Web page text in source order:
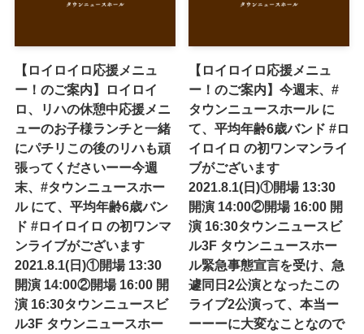
【ロイロイロ応援メニュ
ー！のご案内】ロイロイ
ロ、リハの休憩中応援メニ
ューのお子様ランチと一緒
にパチリこの後のリハも頑
張ってくださいーー今週
末、#タウンニュースホー
ル にて、平均年齢6歳バン
ド #ロイロイロ の初ワンマ
ンライブがございます
2021.8.1(日)①開場 13:30
開演 14:00②開場 16:00 開
演 16:30タウンニュースビ
ル3F タウンニュースホー
【ロイロイロ応援メニュ
ー！のご案内】今週末、#
タウンニュースホール に
て、平均年齢6歳バンド #ロ
イロイロ の初ワンマンライ
ブがございます
2021.8.1(日)①開場 13:30
開演 14:00②開場 16:00 開
演 16:30タウンニュースビ
ル3F タウンニュースホー
ル緊急事態宣言を受け、急
遽同日2公演となったこの
ライブ2公演って、本当ー
ーーーに大変なことなので